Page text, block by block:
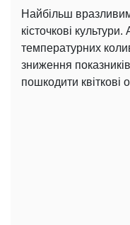
Найбільш
кісточкові
температурних
зниження
пошкодити квіткові